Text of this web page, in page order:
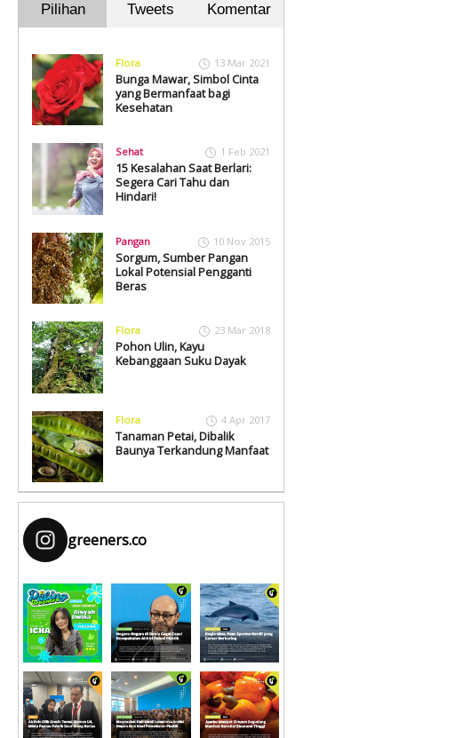
Pilihan Tweets Komentar
Flora 13 Mar 2021
Bunga Mawar, Simbol Cinta
yang Bermanfaat bagi
Kesehatan
Sehat 1 Feb 2021
15 Kesalahan Saat Berlari:
Segera Cari Tahu dan
Hindari!
Pangan 10 Nov 2015
Sorgum, Sumber Pangan
Lokal Potensial Pengganti
Beras
Flora 23 Mar 2018
Pohon Ulin, Kayu
Kebanggaan Suku Dayak
Flora 4 Apr 2017
Tanaman Petai, Dibalik
Baunya Terkandung Manfaat
greeners.co